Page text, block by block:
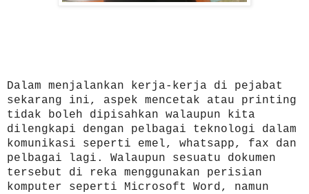
Dalam menjalankan kerja-kerja di pejabat
sekarang ini, aspek mencetak atau printing
tidak boleh dipisahkan walaupun kita
dilengkapi dengan pelbagai teknologi dalam
komunikasi seperti emel, whatsapp, fax dan
pelbagai lagi. Walaupun sesuatu dokumen
tersebut di reka menggunakan perisian
komputer seperti Microsoft Word, namun